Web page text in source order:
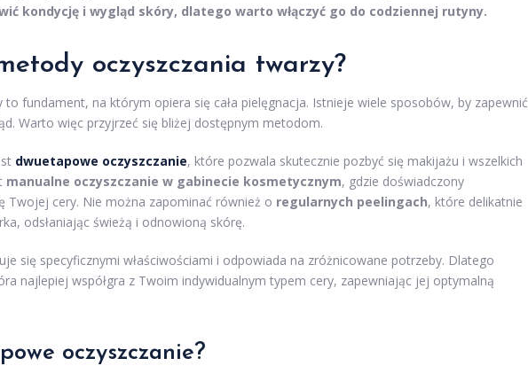
kondycję i wygląd skóry, dlatego warto włączyć go do codziennej rutyny.
oczyszczania twarzy?
to fundament, na którym opiera się cała pielęgnacja. Istnieje wiele sposobów, by zapewnić
Warto więc przyjrzeć się bliżej dostępnym metodom.
dwuetapowe oczyszczanie, które pozwala skutecznie pozbyć się makijażu i wszelkich
manualne oczyszczanie w gabinecie kosmetycznym, gdzie doświadczony
Twojej cery. Nie można zapominać również o regularnych peelingach, które delikatnie
odsłaniając świeżą i odnowioną skórę.
się specyficznymi właściwościami i odpowiada na zróżnicowane potrzeby. Dlatego
najlepiej współgra z Twoim indywidualnym typem cery, zapewniając jej optymalną
oczyszczanie?